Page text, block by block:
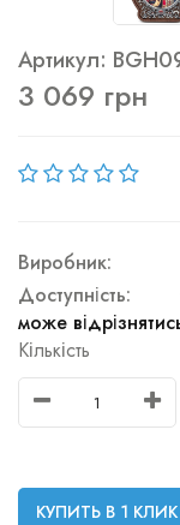
Артикул:
3 069 грн
Виробник:
Доступність:
може
Кількість
КУПИТЬ В 1 КЛИК